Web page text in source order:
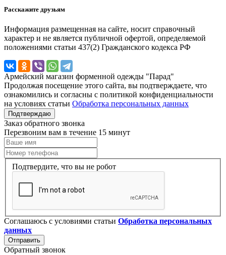
Расскажите друзьям
Информация размещенная на сайте, носит справочный
характер и не является публичной офертой, определяемой
положениями статьи 437(2) Гражданского кодекса РФ
Армейский магазин форменной одежды "Парад"
Продолжая посещение этого сайта, вы подтверждаете, что
ознакомились и согласны с политикой конфиденциальности
на условиях статьи Обработка персональных данных
Подтверждаю
Заказ обратного звонка
Перезвоним вам в течение 15 минут
Подтвердите, что вы не робот
Соглашаюсь с условиями статьи Обработка персональных
данных
Отправить
Обратный звонок